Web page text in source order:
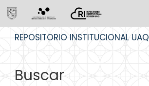
REPOSITORIO INSTITUCIONAL UAQ
Buscar